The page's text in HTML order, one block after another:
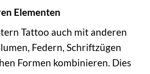
Elementen
Tattoo auch mit anderen
Federn, Schriftzügen
Formen kombinieren. Dies